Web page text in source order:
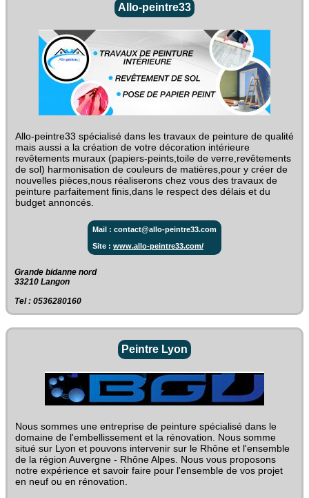
Allo-peintre33
Allo-peintre33 spécialisé dans les travaux de peinture de qualité
mais aussi a la création de votre décoration intérieure
revêtements muraux (papiers-peints,toile de verre,revêtements
de sol) harmonisation de couleurs de matières,pour y créer de
nouvelles pièces,nous réaliserons chez vous des travaux de
peinture parfaitement finis,dans le respect des délais et du
budget annoncés.
Mail : contact@allo-peintre33.com
Site : www.allo-peintre33.com/
Grande bidanne nord‎
33210 Langon
Tel : 0536280160
Peintre Lyon
Nous sommes une entreprise de peinture spécialisé dans le
domaine de l'embellissement et la rénovation. Nous somme
situé sur Lyon et pouvons intervenir sur le Rhône et l'ensemble
de la région Auvergne - Rhône Alpes. Nous vous proposons
notre expérience et savoir faire pour l'ensemble de vos projet
en neuf ou en rénovation.